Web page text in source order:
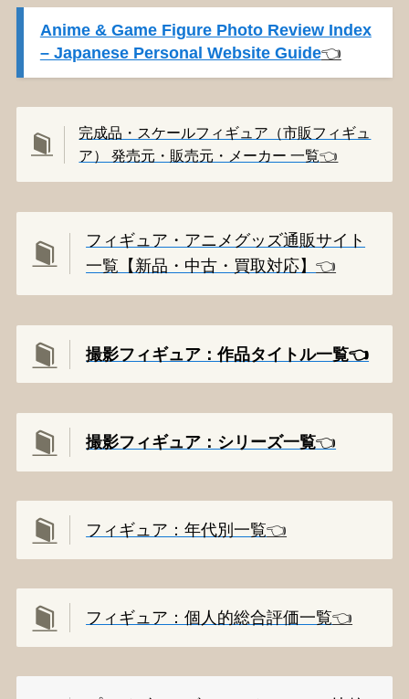
Anime & Game Figure Photo Review Index
– Japanese Personal Website Guide👈️
完成品・スケールフィギュア（市販フィギュ
ア） 発売元・販売元・メーカー 一覧👈️
フィギュア・アニメグッズ通販サイト
一覧【新品・中古・買取対応】👈️
撮影フィギュア：作品タイトル一覧👈️
撮影フィギュア：シリーズ一覧👈️
フィギュア：年代別一覧👈️
フィギュア：個人的総合評価一覧👈️